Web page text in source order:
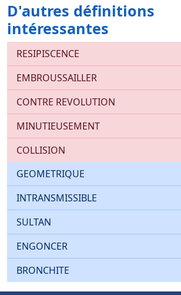
D'autres définitions
intéressantes
RESIPISCENCE
EMBROUSSAILLER
CONTRE REVOLUTION
MINUTIEUSEMENT
COLLISION
GEOMETRIQUE
INTRANSMISSIBLE
SULTAN
ENGONCER
BRONCHITE